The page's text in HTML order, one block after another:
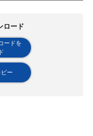
ロード
ードを
ー